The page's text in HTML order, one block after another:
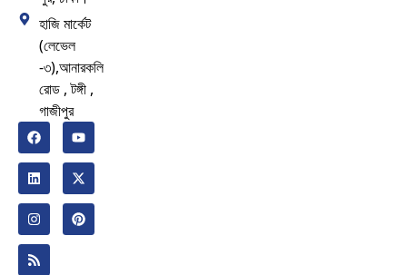
হাজি মার্কেট
(লেভেল
-৩),আনারকলি
রোড , টঙ্গী ,
গাজীপুর